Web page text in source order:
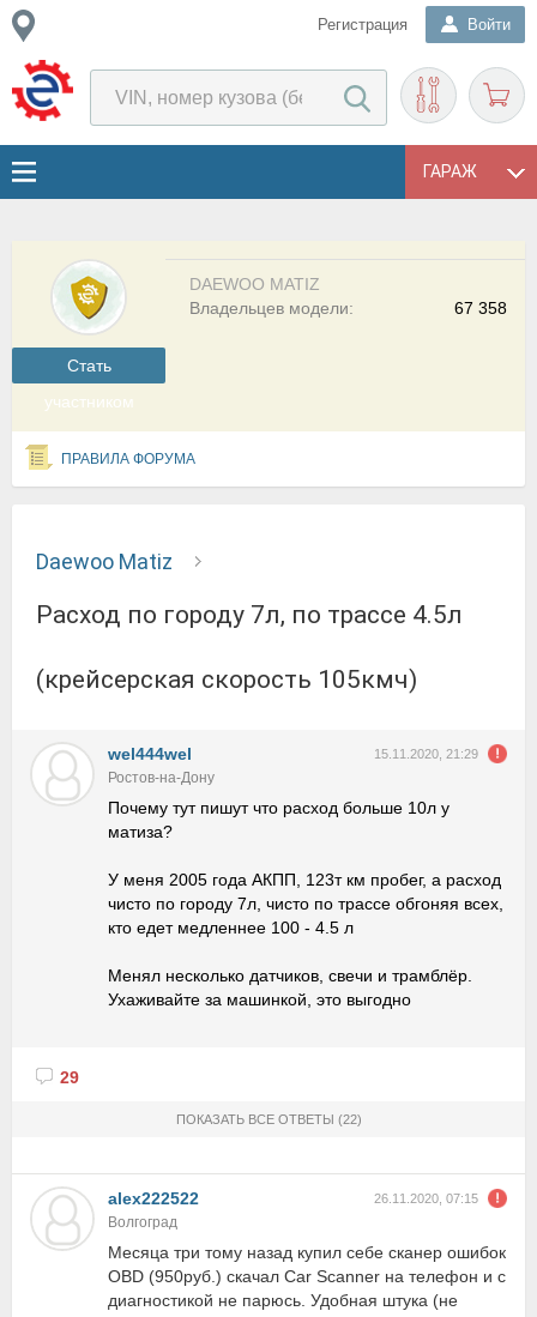
Регистрация Войти
ГАРАЖ
Cтать
участником
DAEWOO MATIZ
67 358
Владельцев модели:
ПРАВИЛА ФОРУМА
Daewoo Matiz
Расход по городу 7л, по трассе 4.5л
(крейсерская скорость 105кмч)
wel444wel 15.11.2020, 21:29
Ростов-на-Дону
Почему тут пишут что расход больше 10л у
матиза?
У меня 2005 года АКПП, 123т км пробег, а расход
чисто по городу 7л, чисто по трассе обгоняя всех,
кто едет медленнее 100 - 4.5 л
Менял несколько датчиков, свечи и трамблёр.
Ухаживайте за машинкой, это выгодно
29
ПОКАЗАТЬ ВСЕ ОТВЕТЫ (22)
alex222522 26.11.2020, 07:15
Волгоград
Месяца три тому назад купил себе сканер ошибок
OBD (950руб.) скачал Car Scanner на телефон и с
диагностикой не парюсь. Удобная штука (не